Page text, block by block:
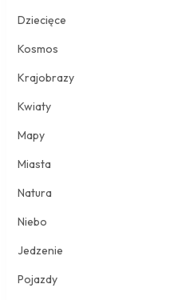
Dziecięce
Kosmos
Krajobrazy
Kwiaty
Mapy
Miasta
Natura
Niebo
Jedzenie
Pojazdy